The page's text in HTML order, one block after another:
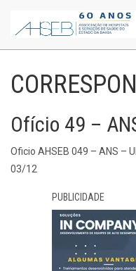
Ofício 49 –
Oficio AHSEB 049 – ANS –
03/12
PUBLICIDADE